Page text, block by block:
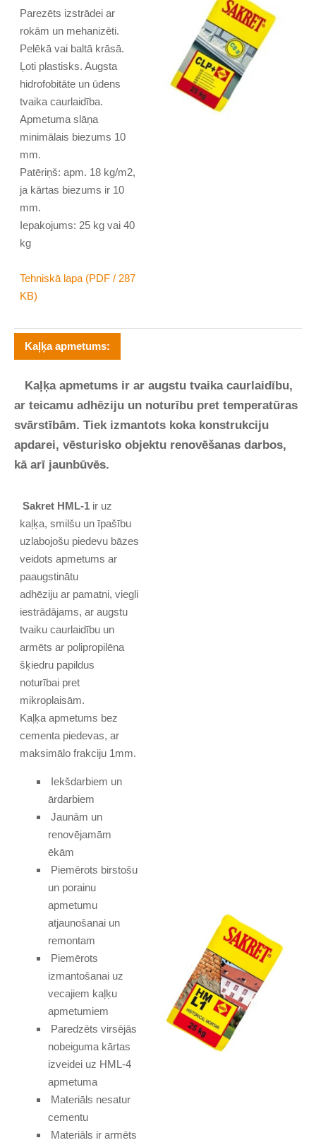
Parezēts izstrādei ar
rokām un mehanizēti.
Pelēkā vai baltā krāsā.
Ļoti plastisks. Augsta
hidrofobitāte un ūdens
tvaika caurlaidība.
Apmetuma slāņa
minimālais biezums 10
mm.
Patēriņš: apm. 18 kg/m2,
ja kārtas biezums ir 10
mm.
Iepakojums: 25 kg vai 40
kg
Tehniskā lapa (PDF / 287
KB)
Kaļķa apmetums:
Kaļķa apmetums ir ar augstu tvaika caurlaidību,
ar teicamu adhēziju un noturību pret temperatūras
svārstībām. Tiek izmantots koka konstrukciju
apdarei, vēsturisko objektu renovēšanas darbos,
kā arī jaunbūvēs.
Sakret HML-1 ir uz
kaļķa, smilšu un īpašību
uzlabojošu piedevu bāzes
veidots apmetums ar
paaugstinātu
adhēziju ar pamatni, viegli
iestrādājams, ar augstu
tvaiku caurlaidību un
armēts ar polipropilēna
šķiedru papildus
noturībai pret
mikroplaisām.
Kaļķa apmetums bez
cementa piedevas, ar
maksimālo frakciju 1mm.
Iekšdarbiem un
ārdarbiem
Jaunām un
renovējamām
ēkām
Piemērots birstošu
un porainu
apmetumu
atjaunošanai un
remontam
Piemērots
izmantošanai uz
vecajiem kaļķu
apmetumiem
Paredzēts virsējās
nobeiguma kārtas
izveidei uz HML-4
apmetuma
Materiāls nesatur
cementu
Materiāls ir armēts